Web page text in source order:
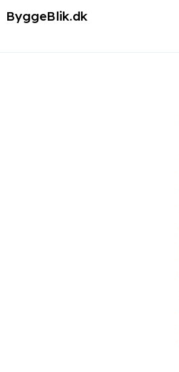
ByggeBlik.dk